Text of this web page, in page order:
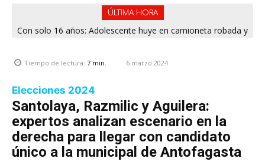
ÚLTIMA HORA
Con solo 16 años: Adolescente huye en camioneta robada y
Tiempo de lectura: 7 min. 6 marzo 2024
Elecciones 2024
Santolaya, Razmilic y Aguilera:
expertos analizan escenario en la
derecha para llegar con candidato
único a la municipal de Antofagasta